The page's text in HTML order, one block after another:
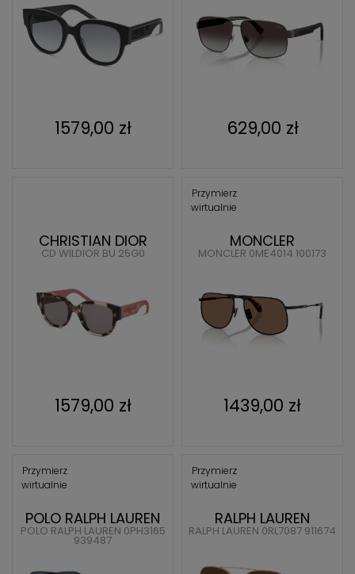
1579,00 zł 629,00 zł
CHRISTIAN DIOR
CD WILDIOR BU 25G0
1579,00 zł
Przymierz
wirtualnie
MONCLER
MONCLER 0ME4014 100173
1439,00 zł
Przymierz
wirtualnie
POLO RALPH LAUREN
POLO RALPH LAUREN 0PH3165
939487
Przymierz
wirtualnie
RALPH LAUREN
RALPH LAUREN 0RL7087 911674